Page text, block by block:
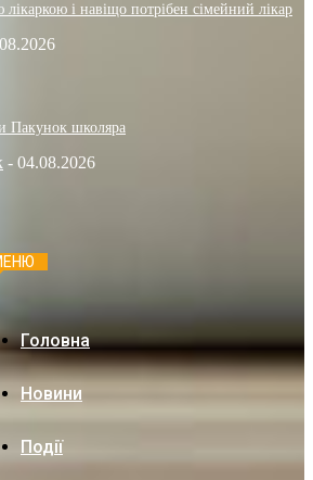
і навіщо потрібен сімейний лікар
Пакунок школяра
- 04.08.2026
Головна
Новини
Події